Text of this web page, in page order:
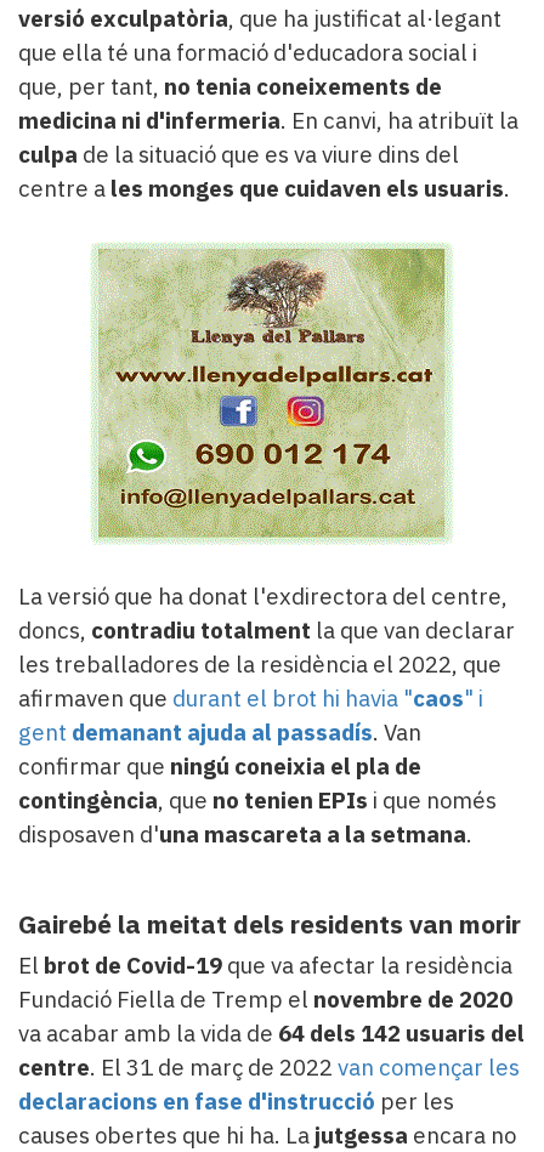
versió exculpatòria, que ha justificat al·legant
que ella té una formació d'educadora social i
que, per tant, no tenia coneixements de
medicina ni d'infermeria. En canvi, ha atribuït la
culpa de la situació que es va viure dins del
centre a les monges que cuidaven els usuaris.
La versió que ha donat l'exdirectora del centre,
doncs, contradiu totalment la que van declarar
les treballadores de la residència el 2022, que
afirmaven que durant el brot hi havia "caos" i
gent demanant ajuda al passadís. Van
confirmar que ningú coneixia el pla de
contingència, que no tenien EPIs i que només
disposaven d'una mascareta a la setmana.
Gairebé la meitat dels residents van morir
El brot de Covid-19 que va afectar la residència
Fundació Fiella de Tremp el novembre de 2020
va acabar amb la vida de 64 dels 142 usuaris del
centre. El 31 de març de 2022 van començar les
declaracions en fase d'instrucció per les
causes obertes que hi ha. La jutgessa encara no